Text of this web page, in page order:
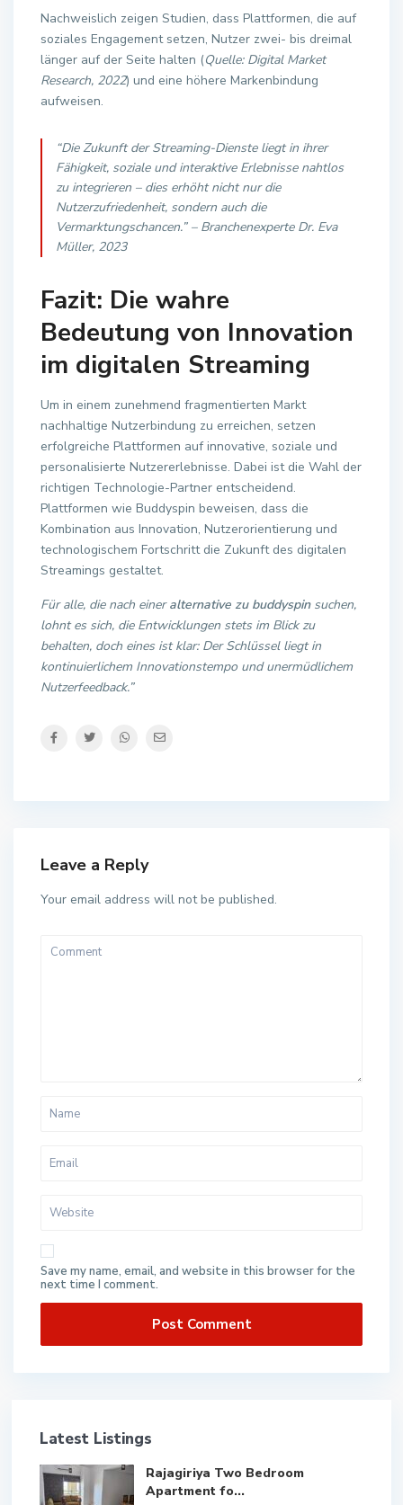
Nachweislich zeigen Studien, dass Plattformen, die auf
soziales Engagement setzen, Nutzer zwei- bis dreimal
länger auf der Seite halten (Quelle: Digital Market
Research, 2022) und eine höhere Markenbindung
aufweisen.
“Die Zukunft der Streaming-Dienste liegt in ihrer
Fähigkeit, soziale und interaktive Erlebnisse nahtlos
zu integrieren – dies erhöht nicht nur die
Nutzerzufriedenheit, sondern auch die
Vermarktungschancen.” – Branchenexperte Dr. Eva
Müller, 2023
Fazit: Die wahre
Bedeutung von Innovation
im digitalen Streaming
Um in einem zunehmend fragmentierten Markt
nachhaltige Nutzerbindung zu erreichen, setzen
erfolgreiche Plattformen auf innovative, soziale und
personalisierte Nutzererlebnisse. Dabei ist die Wahl der
richtigen Technologie-Partner entscheidend.
Plattformen wie Buddyspin beweisen, dass die
Kombination aus Innovation, Nutzerorientierung und
technologischem Fortschritt die Zukunft des digitalen
Streamings gestaltet.
Für alle, die nach eineralternative zu buddyspinsuchen,
lohnt es sich, die Entwicklungen stets im Blick zu
behalten, doch eines ist klar: Der Schlüssel liegt in
kontinuierlichem Innovationstempo und unermüdlichem
Nutzerfeedback.”
Leave a Reply
Your email address will not be published.
Save my name, email, and website in this browser for the
next time I comment.
Latest Listings
Rajagiriya Two Bedroom
Apartment fo...